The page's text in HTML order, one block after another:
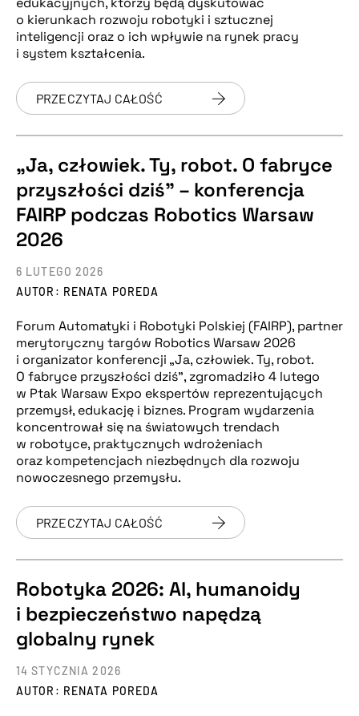
o kierunkach rozwoju robotyki i sztucznej
inteligencji oraz o ich wpływie na rynek pracy
i system kształcenia.
PRZECZYTAJ CAŁOŚĆ
„Ja, człowiek. Ty, robot. O fabryce
przyszłości dziś” – konferencja
FAIRP podczas Robotics Warsaw
2026
AUTOR: RENATA POREDA
6 LUTEGO 2026
Forum Automatyki i Robotyki Polskiej (FAIRP), partner
merytoryczny targów Robotics Warsaw 2026
i organizator konferencji „Ja, człowiek. Ty, robot.
O fabryce przyszłości dziś”, zgromadziło 4 lutego
w Ptak Warsaw Expo ekspertów reprezentujących
przemysł, edukację i biznes. Program wydarzenia
koncentrował się na światowych trendach
w robotyce, praktycznych wdrożeniach
oraz kompetencjach niezbędnych dla rozwoju
nowoczesnego przemysłu.
PRZECZYTAJ CAŁOŚĆ
Robotyka 2026: AI, humanoidy
i bezpieczeństwo napędzą
globalny rynek
AUTOR: RENATA POREDA
14 STYCZNIA 2026